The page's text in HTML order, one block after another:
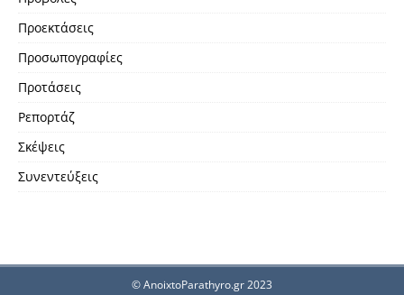
Προεκτάσεις
Προσωπογραφίες
Προτάσεις
Ρεπορτάζ
Σκέψεις
Συνεντεύξεις
© AnoixtoParathyro.gr 2023